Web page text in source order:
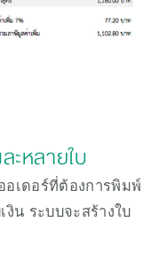
หลายใบ
อเดอร์ที่ต้องการพิมพ์
น ระบบจะสร้างใบ